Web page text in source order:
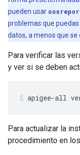
pueden usar
problemas que
datos, a menos que se
Para verificar las
y ver si se deben
apigee-all
Para actualizar la
procedimiento en